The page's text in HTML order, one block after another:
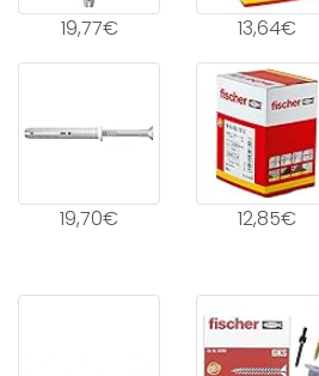
19,77€ 13,64€
19,70€
12,85€